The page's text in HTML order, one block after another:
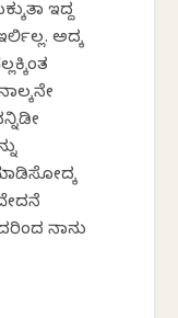
ಇದ್ದ
ಅದಕ್ಕೆ
ನಾನು